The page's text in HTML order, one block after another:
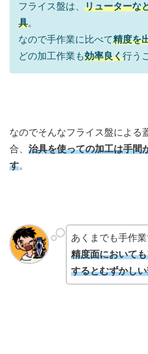
フライス盤は、 リューターな
具。
なので手作業に比べて精度を
どの加工作業も効率良く行う
なのでそんなフライス盤による
合、 治具を使っての加工は手間
す。
あくまでも手作
精度面において
するとむずかし